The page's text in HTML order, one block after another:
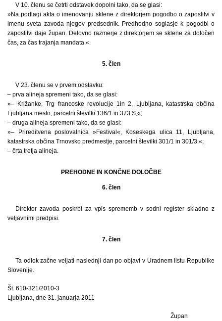
V 10. členu se četrti odstavek dopolni tako, da se glasi:
»Na podlagi akta o imenovanju sklene z direktorjem pogodbo o zaposlitvi v
imenu sveta zavoda njegov predsednik. Predhodno soglasje k pogodbi o
zaposlitvi daje župan. Delovno razmerje z direktorjem se sklene za določen
čas, za čas trajanja mandata.«.
5. člen
V 23. členu se v prvem odstavku:
– prva alineja spremeni tako, da se glasi:
»– Križanke, Trg francoske revolucije 1in 2, Ljubljana, katastrska občina
Ljubljana mesto, parcelni številki 136/1 in 373.S,«;
– druga alineja spremeni tako, da se glasi:
»– Prireditvena poslovalnica »Festival«, Koseskega ulica 11, Ljubljana,
katastrska občina Trnovsko predmestje, parcelni številki 301/1 in 301/3.«;
– črta tretja alineja.
PREHODNE IN KONČNE DOLOČBE
6. člen
Direktor zavoda poskrbi za vpis sprememb v sodni register skladno z
veljavnimi predpisi.
7. člen
Ta odlok začne veljati naslednji dan po objavi v Uradnem listu Republike
Slovenije.
Št. 610-321/2010-3
Ljubljana, dne 31. januarja 2011
Župan